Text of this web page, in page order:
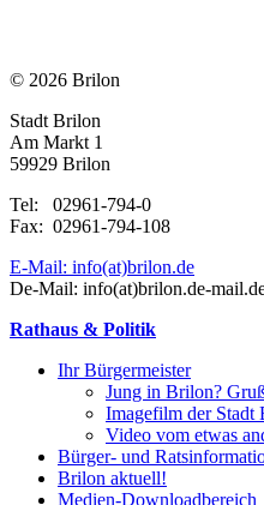
© 2026 Brilon
Stadt Brilon
Am Markt 1
59929 Brilon
Tel: 02961-794-0
Fax: 02961-794-108
E-Mail: info(at)brilon.de
De-Mail: info(at)brilon.de-
Rathaus & Politik
Ihr Bürgermeister
Jung in Brilon?
Imagefilm der Stadt
Video vom etwas
Bürger- und
Brilon aktuell!
Medien-Downloadbereich